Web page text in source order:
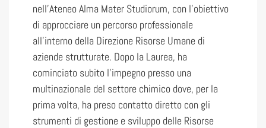
nell’Ateneo Alma Mater Studiorum, con l’obiettivo
di approcciare un percorso professionale
all’interno della Direzione Risorse Umane di
aziende strutturate. Dopo la Laurea, ha
cominciato subito l’impegno presso una
multinazionale del settore chimico dove, per la
prima volta, ha preso contatto diretto con gli
strumenti di gestione e sviluppo delle Risorse